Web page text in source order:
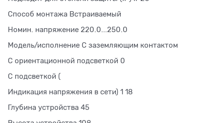
Способ монтажа Встраиваемый
Номин. напряжение 220.0...250.0
Модель/исполнение С заземляющим контактом
С ориентационной подсветкой 0
С подсветкой (
Индикация напряжения в сети) 1 18
Глубина устройства 45